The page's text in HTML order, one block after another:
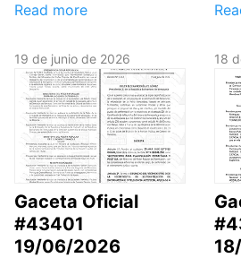
Read more
19 de junio de 2026
Gaceta Oficial
#43401
19/06/2026
18